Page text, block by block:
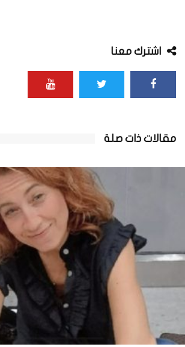
اشترك معنا
مقالات ذات صلة